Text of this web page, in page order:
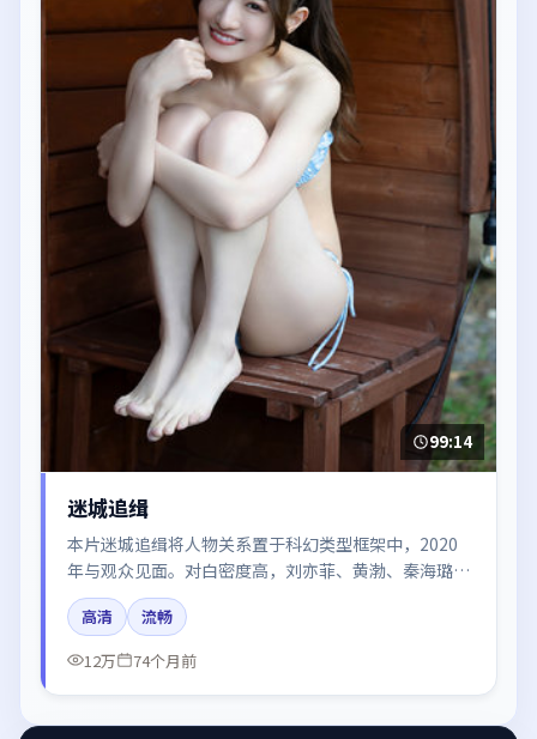
99:14
迷城追缉
本片迷城追缉将人物关系置于科幻类型框架中，2020
年与观众见面。对白密度高，刘亦菲、黄渤、秦海璐的
台词节奏值得关注；整体气质偏中国香港都市与冷色调
摄影。
高清
流畅
12万
74个月前